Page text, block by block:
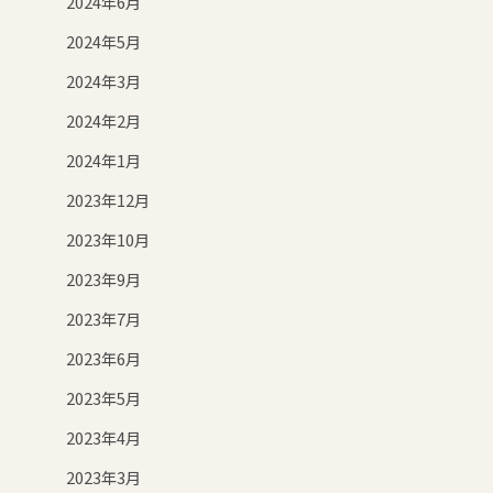
2024年5月
2024年3月
2024年2月
2024年1月
2023年12月
2023年10月
2023年9月
2023年7月
2023年6月
2023年5月
2023年4月
2023年3月